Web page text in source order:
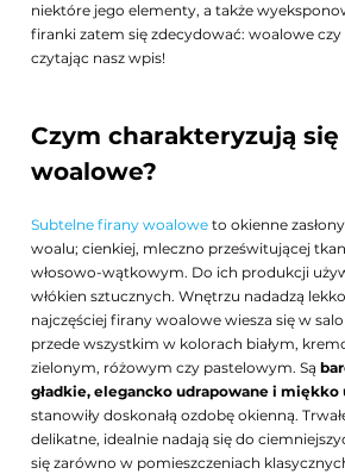
niektóre jego elementy, a także
firanki zatem się zdecydować: woalowe czy
czytając nasz wpis!
Czym charakteryzują
woalowe?
Subtelne firany woalowe to okienne
woalu; cienkiej, mleczno prześwitującej
włosowo-wątkowym. Do ich produkcji
włókien sztucznych. Wnętrzu nadadzą
najczęściej firany woalowe wiesza się w
przede wszystkim w kolorach białym,
zielonym, różowym czy pastelowym. Są
gładkie, elegancko udrapowane i miękko
stanowiły doskonałą ozdobę okienną.
delikatne, idealnie nadają się do
się zarówno w pomieszczeniach